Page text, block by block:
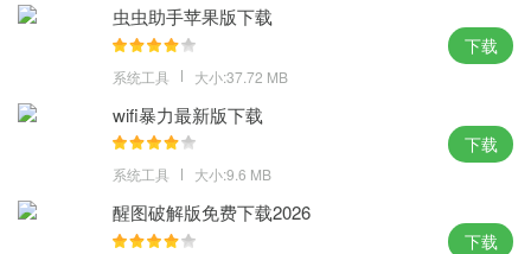
MD5：F15R435S5D56G12356GYDU0VFD321GK7
SHA1：1GD156R786F6C267G4663HTT342H1HF1353N51F8
虫虫助手苹果版下载
系统工具 大小:37.72 MB
下载
wifi暴力最新版下载
系统工具 大小:9.6 MB
下载
醒图破解版免费下载2026
下载